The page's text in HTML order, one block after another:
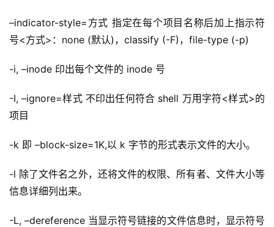
–indicator-style=方式 指定在每个项目名称后加上指示符
号<方式> ： none (默认)，classify (-F)，file-type (-p)
-i, –inode 印出每个文件的 inode 号
-I, –ignore=样式 不印出任何符合 shell 万用字符<样式>的
项目
-k 即 –block-size=1K,以 k 字节的形式表示文件的大小。
-l 除了文件名之外，还将文件的权限、所有者、文件大小等
信息详细列出来。
-L, –dereference 当显示符号链接的文件信息时，显示符号